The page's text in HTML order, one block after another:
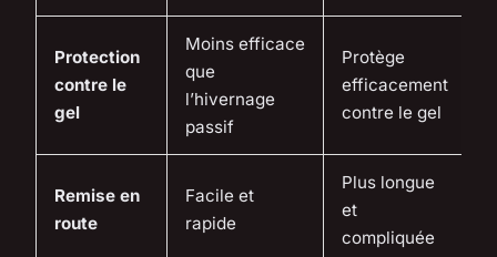
Protection
contre le
gel
Moins efficace
que
l’hivernage
passif
Protège
efficacement
contre le gel
Remise en
route
Facile et
rapide
Plus longue
et
compliquée